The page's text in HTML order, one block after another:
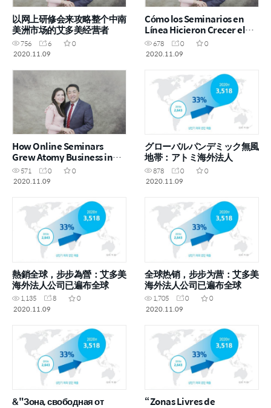
以网上研修会来攻略整个中南
美洲市场的艾多美经营者
756 6
0
2020.11.09
Cómo los Seminarios en
Línea Hicieron Crecer el
Negocio Atomy en América
Latina
678 0
0
2020.11.09
How Online Seminars
Grew Atomy Business in
Latin America
571 0
0
2020.11.09
グローバルパンデミック無風
地帯：アトミ海外法人
878 0
0
2020.11.09
熱銷全球，步步為營：艾多美
海外法人公司已遍布全球
1,135 8
0
2020.11.09
全球热销，步步为营：艾多美
海外法人公司已遍布全球
1,705 0
0
2020.11.09
&"Зона, свободная от “Zonas Livres de